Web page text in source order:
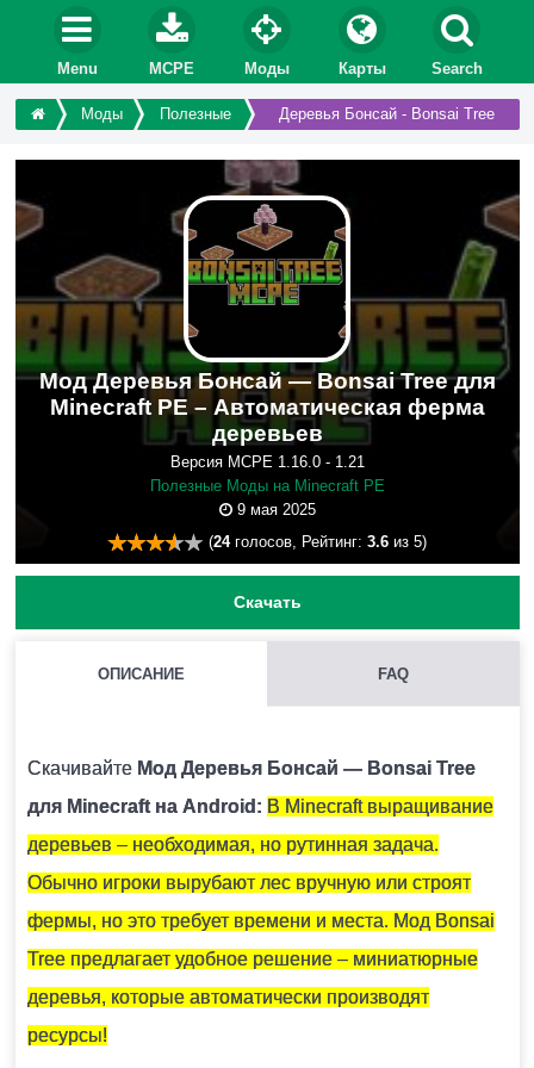
Menu MCPE Моды Карты Search
Моды Полезные Деревья Бонсай - Bonsai Tree
Мод Деревья Бонсай — Bonsai Tree для
Minecraft PE – Автоматическая ферма
деревьев
Версия MCPE 1.16.0 - 1.21
Полезные Моды на Minecraft PE
9 мая 2025
(24голосов, Рейтинг: 3.6 из 5)
Скачать
ОПИСАНИЕ FAQ
Скачивайте Мод Деревья Бонсай — Bonsai Tree
для Minecraft на Android: В Minecraft выращивание
деревьев – необходимая, но рутинная задача.
Обычно игроки вырубают лес вручную или строят
фермы, но это требует времени и места. Мод Bonsai
Tree предлагает удобное решение – миниатюрные
деревья, которые автоматически производят
ресурсы!
Для этого нужно скачать файл мода и запустить его.
Модификация установится автоматически.
МОЖНО ЛИ ЗАПУСТИТЬ ЭТУ МОДИФИКАЦИЮ В
МНОГОПОЛЬЗОВАТЕЛЬСКОЙ ИГРЕ?
Да, для этого достаточно просто быть владельцем
карты и установить на неё эту модификацию.